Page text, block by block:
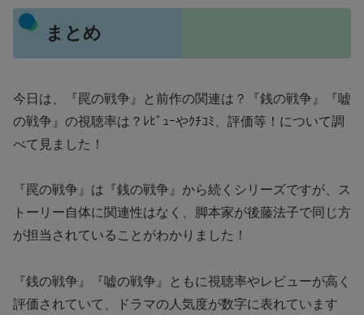
まとめ
今日は、『罠の戦争』と前作の関連は？『銭の戦争』『嘘
の戦争』の視聴率は？ﾚﾋﾞｭｰやｸﾁｺﾐ、評価等！について調
べて見ました！
『罠の戦争』は『銭の戦争』から続くシリーズですが、ス
トーリー自体に関連性はなく、脚本家が後藤法子で同じ方
が担当されていることがわかりました！
『銭の戦争』『嘘の戦争』ともに視聴率やレビューが高く
評価されていて、ドラマの人気度が数字に表れています